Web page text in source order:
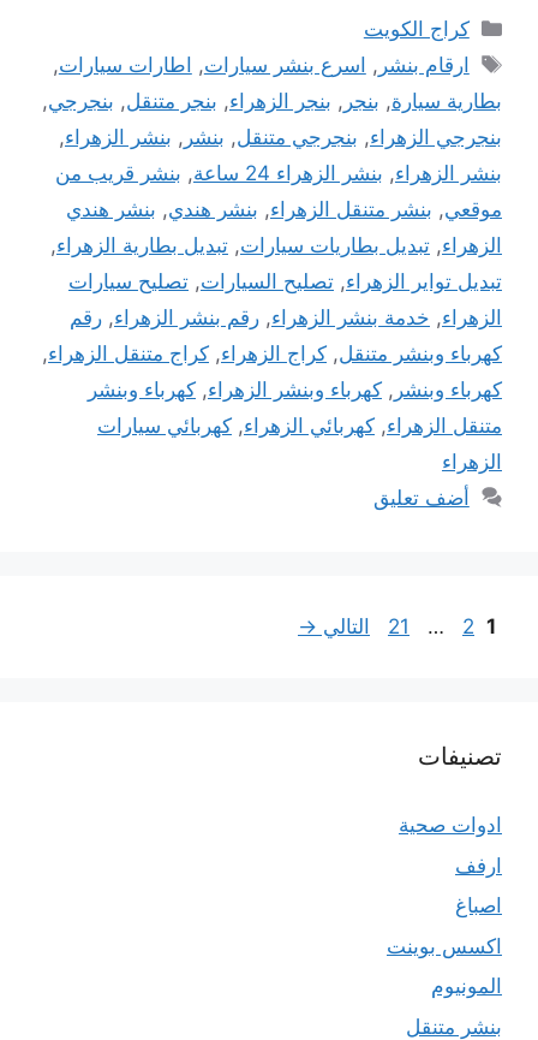
التصنيفات
كراج الكويت
الوسوم
ارقام بنشر , اسرع بنشر سيارات, اطارات سيارات,
بطارية سيارة, بنجر , بنجر الزهراء, بنجر متنقل, بنجرجي,
بنجرجي الزهراء, بنجرجي متنقل, بنشر , بنشر الزهراء,
بنشر الزهراء, بنشر الزهراء 24 ساعة , بنشر قريب من
موقعي, بنشر متنقل الزهراء, بنشر هندي, بنشر هندي
الزهراء, تبديل بطاريات سيارات, تبديل بطارية الزهراء,
تبديل تواير الزهراء, تصليح السيارات, تصليح سيارات
الزهراء, خدمة بنشر الزهراء, رقم بنشر الزهراء, رقم
كهرباء وبنشر متنقل, كراج الزهراء, كراج متنقل الزهراء,
كهرباء وبنشر , كهرباء وبنشر الزهراء, كهرباء وبنشر
متنقل الزهراء, كهربائي الزهراء, كهربائي سيارات
الزهراء
أضف تعليق
Page
1
Page
2
…
Page
21 التالي →
تصنيفات
ادوات صحية
ارفف
اصباغ
اكسس بوينت
المونيوم
بنشر متنقل